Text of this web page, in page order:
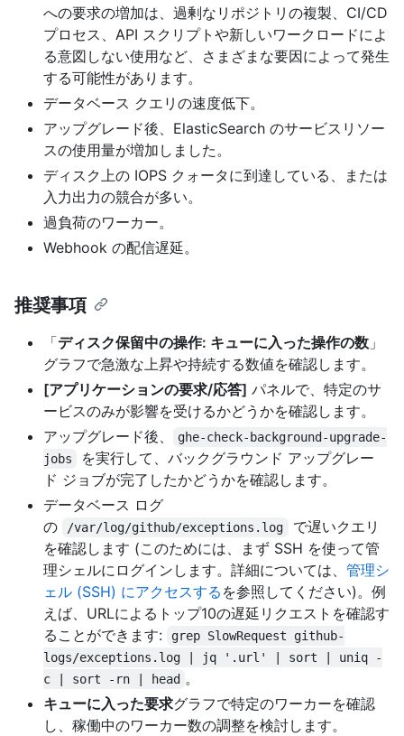
への要求の増加は、過剰なリポジトリの複製、CI/CD
プロセス、API スクリプトや新しいワークロードによ
る意図しない使用など、さまざまな要因によって発生
する可能性があります。
データベース クエリの速度低下。
アップグレード後、ElasticSearch のサービスリソー
スの使用量が増加しました。
ディスク上の IOPS クォータに到達している、または
入力出力の競合が多い。
過負荷のワーカー。
Webhook の配信遅延。
推奨事項
「ディスク保留中の操作: キューに入った操作の数 」
グラフで急激な上昇や持続する数値を確認します。
[アプリケーションの要求/応答] パネルで、特定のサ
ービスのみが影響を受けるかどうかを確認します。
アップグレード後、
ghe-check-background-upgrade-
jobs
を実行して、バックグラウンド アップグレー
ド ジョブが完了したかどうかを確認します。
データベース ログ
の
/var/log/github/exceptions.log
で遅いクエリ
を確認します (このためには、まず SSH を使って管
理シェルにログインします。詳細については、 管理シ
ェル (SSH) にアクセスする を参照してください)。例
えば、URLによるトップ10の遅延リクエストを確認す
ることができます:
grep SlowRequest github-
logs/exceptions.log | jq '.url' | sort | uniq -
c | sort -rn | head 。
キューに入った要求グラフで特定のワーカーを確認
し、稼働中のワーカー数の調整を検討します。